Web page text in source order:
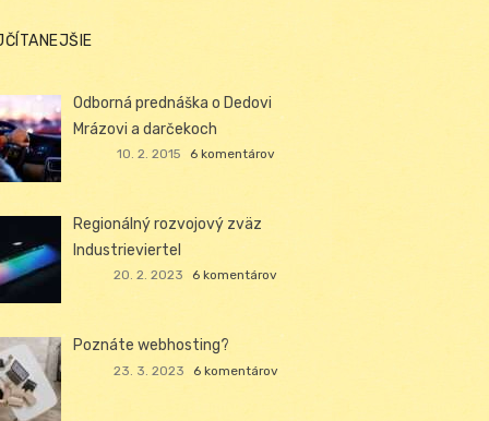
Odborná prednáška o Dedovi
Mrázovi a darčekoch
10. 2. 2015 6 komentárov
Regionálný rozvojový zväz
Industrieviertel
20. 2. 2023 6 komentárov
Poznáte webhosting?
23. 3. 2023 6 komentárov